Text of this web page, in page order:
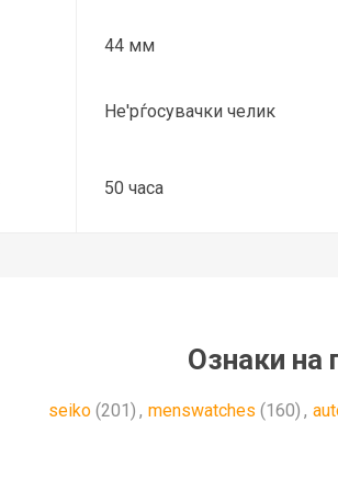
44 мм
Не'рѓосувачки челик
50 часа
Ознаки на
seiko (201) , menswatches (160) ,